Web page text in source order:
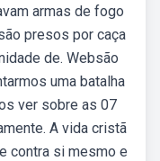
armas de fogo
presos por caça
de. Websão
uma batalha
ver sobre as 07
A vida cristã
contra si mesmo e